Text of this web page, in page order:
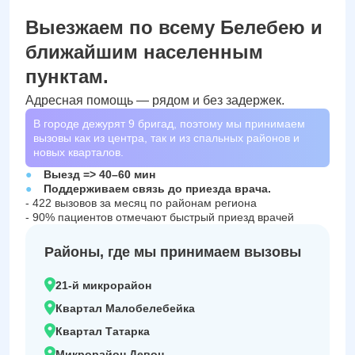
Выезжаем по всему Белебею и
ближайшим населенным
пунктам.
Адресная помощь — рядом и без задержек.
В городе дежурят 9 бригад, поэтому мы принимаем
вызовы как из центра, так и из спальных районов и
новых кварталов.
Выезд => 40–60 мин
Поддерживаем связь до приезда врача.
- 422 вызовов за месяц по районам региона
- 90% пациентов отмечают быстрый приезд врачей
Районы, где мы принимаем вызовы
21-й микрорайон
Квартал Малобелебейка
Квартал Татарка